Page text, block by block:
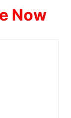
Now